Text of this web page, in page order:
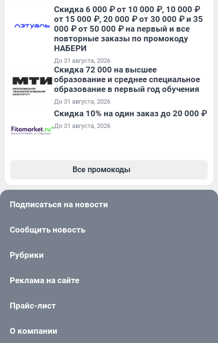
Скидка 6 000 ₽ от 10 000 ₽, 10 000 ₽
от 15 000 ₽, 20 000 ₽ от 30 000 ₽ и 35
000 ₽ от 50 000 ₽ на первый и все
повторные заказы по промокоду
НАБЕРИ
До 31 августа, 2026
Скидка 72 000 на высшее
образование и среднее специальное
образование в первый год обучения
До 31 августа, 2026
Скидка 10% на один заказ до 20 000 ₽
До 31 августа, 2026
Все промокоды
Подписаться на новости
Сообщить новость
Рубрики
Реклама на сайте
Прайс-лист
О компании